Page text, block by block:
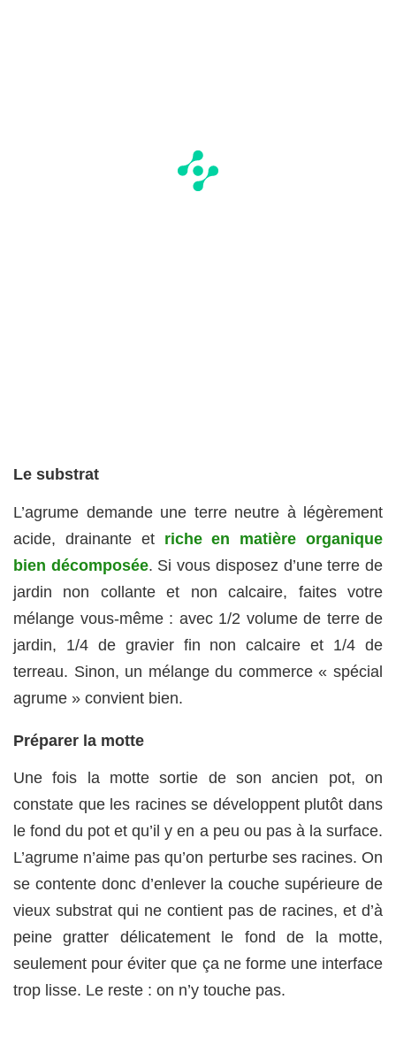
Le substrat
L’agrume demande une terre neutre à légèrement
acide, drainante et riche en matière organique
bien décomposée. Si vous disposez d’une terre de
jardin non collante et non calcaire, faites votre
mélange vous-même : avec 1/2 volume de terre de
jardin, 1/4 de gravier fin non calcaire et 1/4 de
terreau. Sinon, un mélange du commerce « spécial
agrume » convient bien.
Préparer la motte
Une fois la motte sortie de son ancien pot, on
constate que les racines se développent plutôt dans
le fond du pot et qu’il y en a peu ou pas à la surface.
L’agrume n’aime pas qu’on perturbe ses racines. On
se contente donc d’enlever la couche supérieure de
vieux substrat qui ne contient pas de racines, et d’à
peine gratter délicatement le fond de la motte,
seulement pour éviter que ça ne forme une interface
trop lisse. Le reste : on n’y touche pas.